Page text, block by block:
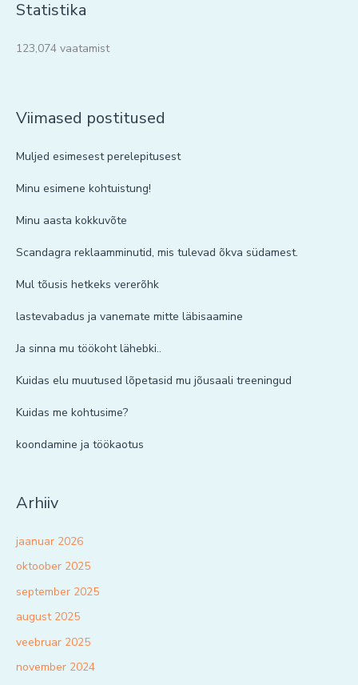
Statistika
123,074 vaatamist
Viimased postitused
Muljed esimesest perelepitusest
Minu esimene kohtuistung!
Minu aasta kokkuvõte
Scandagra reklaamminutid, mis tulevad õkva südamest.
Mul tõusis hetkeks vererõhk
lastevabadus ja vanemate mitte läbisaamine
Ja sinna mu töökoht lähebki..
Kuidas elu muutused lõpetasid mu jõusaali treeningud
Kuidas me kohtusime?
koondamine ja töökaotus
Arhiiv
jaanuar 2026
oktoober 2025
september 2025
august 2025
veebruar 2025
november 2024